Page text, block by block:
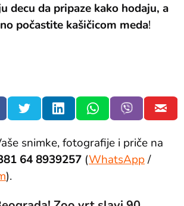
decu da pripaze kako hodaju, a
počastite kašičicom meda!
snimke, fotografije i priče na
64 8939257 (WhatsApp/
).